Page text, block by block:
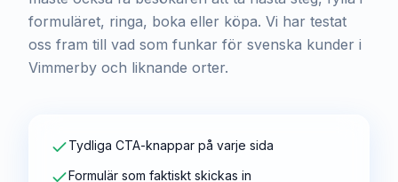
formuläret, ringa, boka eller köpa. Vi har testat
oss fram till vad som funkar för svenska kunder i
Vimmerby och liknande orter.
Tydliga CTA-knappar på varje sida
Formulär som faktiskt skickas in